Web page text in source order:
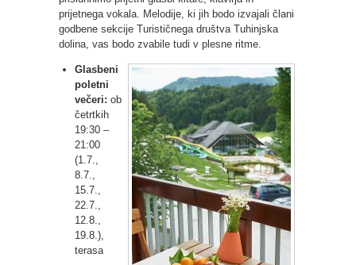
prijetnega vokala. Melodije, ki jih bodo izvajali člani
godbene sekcije Turističnega društva Tuhinjska
dolina, vas bodo zvabile tudi v plesne ritme.
Glasbeni
poletni
večeri: ob
četrtkih
19:30 –
21:00
(1.7.,
8.7.,
15.7.,
22.7.,
12.8.,
19.8.),
terasa